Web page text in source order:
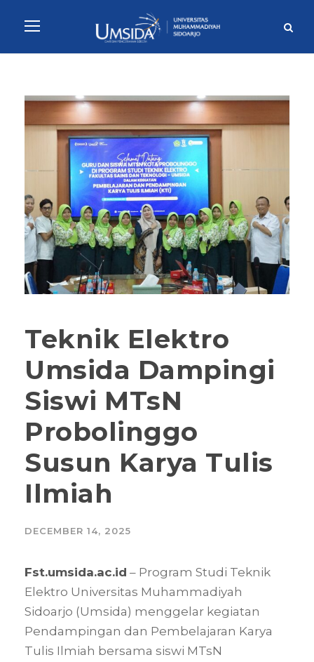
Teknik Elektro
Umsida Dampingi
Siswi MTsN
Probolinggo
Susun Karya Tulis
Ilmiah
DECEMBER 14, 2025
Fst.umsida.ac.id – Program Studi Teknik
Elektro Universitas Muhammadiyah
Sidoarjo (Umsida) menggelar kegiatan
Pendampingan dan Pembelajaran Karya
Tulis Ilmiah bersama siswi MTsN